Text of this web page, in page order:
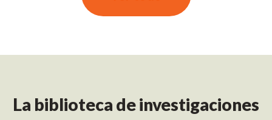
La biblioteca de investigaciones